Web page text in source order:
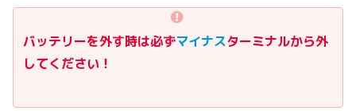
バッテリーを外す時は必ずマイナスターミナルから外
してください！